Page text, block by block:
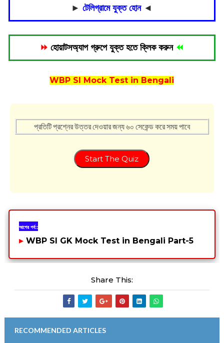
►টেলিগ্রামে যুক্ত হোন◄
⏩হোয়াটসঅ্যাপ গ্রুপে যুক্ত হতে ক্লিক করুন ⏪
WBP SI Mock Test in Bengali
প্রতিটি প্রশ্নের উত্তর দেওয়ার জন্য ৬০ সেকেন্ড করে সময় পাবে
Start The Quiz
আগের পর্ব::
▸ WBP SI GK Mock Test in Bengali Part-5
Share This:
RECOMMENDED ARTICLES